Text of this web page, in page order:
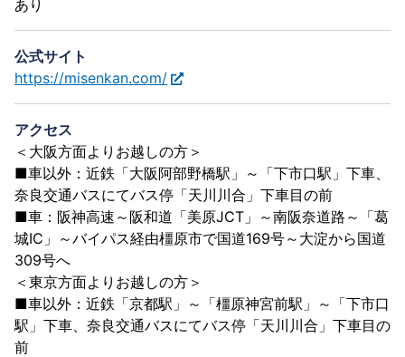
あり
公式サイト
https://misenkan.com/
アクセス
＜大阪方面よりお越しの方＞
■車以外：近鉄「大阪阿部野橋駅」～「下市口駅」下車、
奈良交通バスにてバス停「天川川合」下車目の前
■車：阪神高速～阪和道「美原JCT」～南阪奈道路～「葛
城IC」～バイパス経由橿原市で国道169号～大淀から国道
309号へ
＜東京方面よりお越しの方＞
■車以外：近鉄「京都駅」～「橿原神宮前駅」～「下市口
駅」下車、奈良交通バスにてバス停「天川川合」下車目の
前